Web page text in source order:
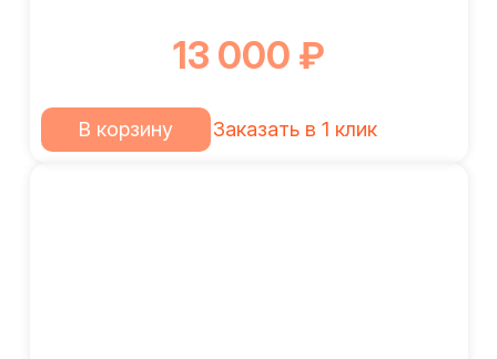
13 000 ₽
В корзину Заказать в 1 клик